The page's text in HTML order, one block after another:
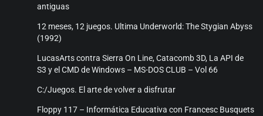
antiguas
12 meses, 12 juegos. Ultima Underworld: The Stygian Abyss
(1992)
LucasArts contra Sierra On Line, Catacomb 3D, La API de
S3 y el CMD de Windows – MS-DOS CLUB – Vol 66
C:/Juegos. El arte de volver a disfrutar
Floppy 117 – Informática Educativa con Francesc Busquets